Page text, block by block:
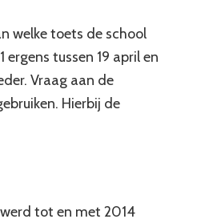
welke toets de school
tussen 19 april en
Vraag aan de
Hierbij de
tot en met 2014